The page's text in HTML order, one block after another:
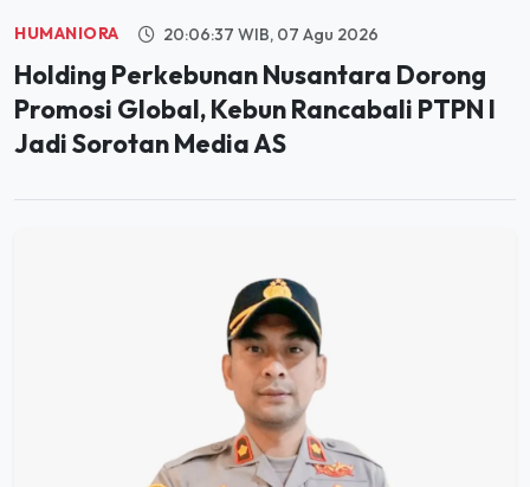
HUMANIORA 20:06:37 WIB, 07 Agu 2026
Holding Perkebunan Nusantara Dorong
Promosi Global, Kebun Rancabali PTPN I
Jadi Sorotan Media AS